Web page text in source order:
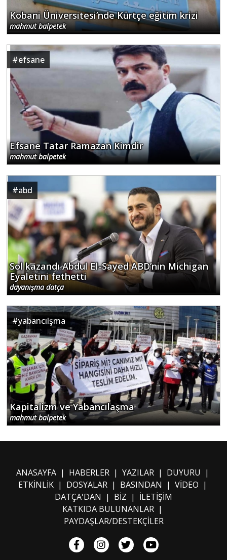
Kobani Üniversitesi’nde Kürtçe eğitim krizi
mahmut balpetek
#efsane
Efsane Tatar Ramazan Kimdir
mahmut balpetek
#abd
Sol kazandı Abdul El-Sayed ABD’nin Michigan
Eyaletini fethetti
dayanışma datça
#yabancılşma
Kapitalizm ve Yabancılaşma
mahmut balpetek
ANASAYFA| HABERLER| YAZILAR| DUYURU |
ETKİNLİK| DOSYALAR| BASINDAN | VİDEO |
DATÇA'DAN | BİZ | İLETİŞİM
KATKIDA BULUNANLAR |
PAYDAŞLAR/DESTEKÇİLER